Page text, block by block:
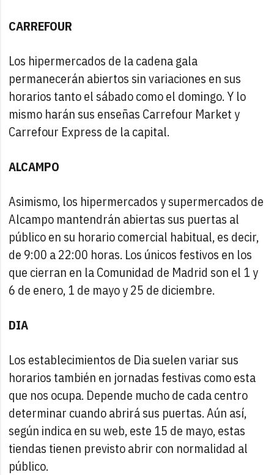
CARREFOUR
Los hipermercados de la cadena gala
permanecerán abiertos sin variaciones en sus
horarios tanto el sábado como el domingo. Y lo
mismo harán sus enseñas Carrefour Market y
Carrefour Express de la capital.
ALCAMPO
Asimismo, los hipermercados y supermercados de
Alcampo mantendrán abiertas sus puertas al
público en su horario comercial habitual, es decir,
de 9:00 a 22:00 horas. Los únicos festivos en los
que cierran en la Comunidad de Madrid son el 1 y
6 de enero, 1 de mayo y 25 de diciembre.
DIA
Los establecimientos de Dia suelen variar sus
horarios también en jornadas festivas como esta
que nos ocupa. Depende mucho de cada centro
determinar cuando abrirá sus puertas. Aún así,
según indica en su web, este 15 de mayo, estas
tiendas tienen previsto abrir con normalidad al
público.